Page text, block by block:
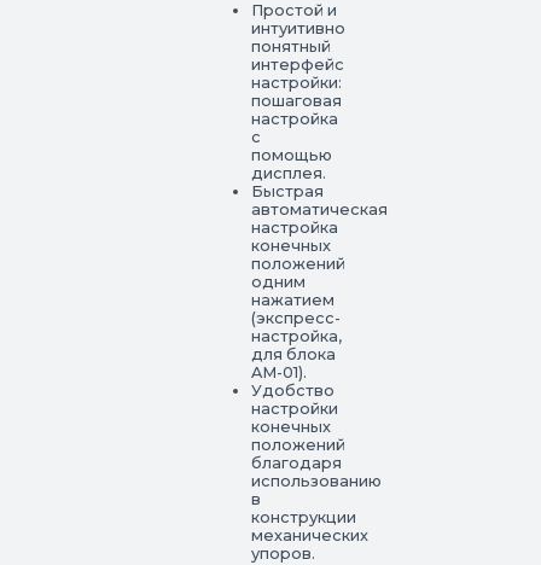
Простой и
интуитивно
понятный
интерфейс
настройки:
пошаговая
настройка
с
помощью
дисплея.
Быстрая
автоматическая
настройка
конечных
положений
одним
нажатием
(экспресс-
настройка,
для блока
AM-01).
Удобство
настройки
конечных
положений
благодаря
использованию
в
конструкции
механических
упоров.